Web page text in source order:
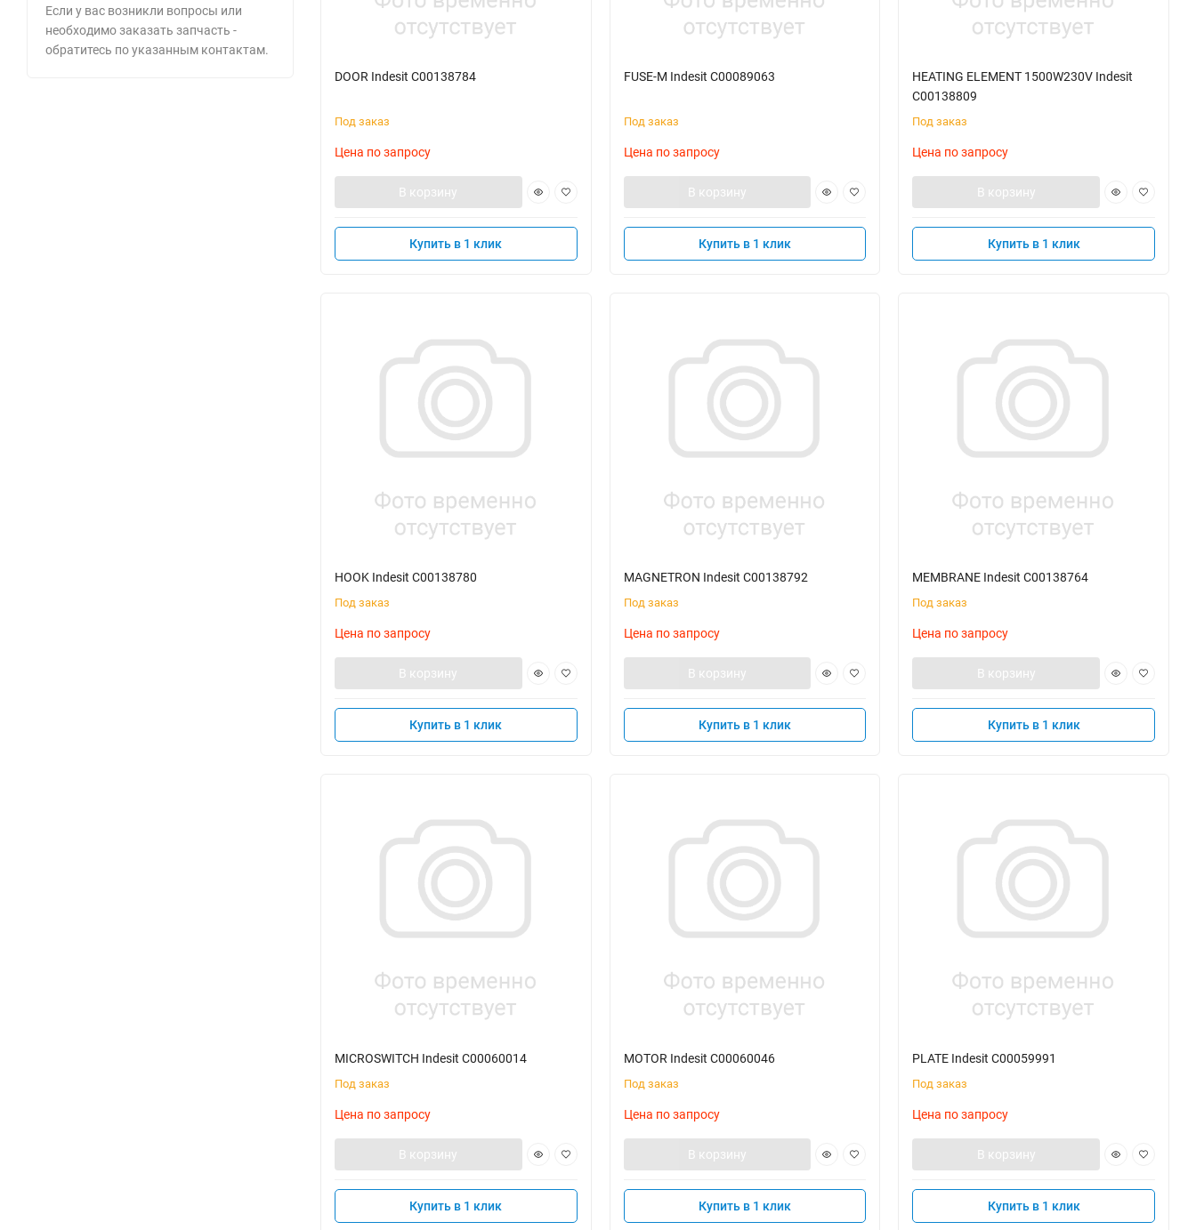
Если у вас возникли вопросы или
необходимо заказать запчасть -
обратитесь по указанным контактам.
DOOR Indesit C00138784
Под заказ
Цена по запросу
В корзину
Купить в 1 клик
FUSE-M Indesit C00089063
Под заказ
Цена по запросу
В корзину
Купить в 1 клик
HEATING ELEMENT 1500W230V Indesit
C00138809
Под заказ
Цена по запросу
В корзину
Купить в 1 клик
HOOK Indesit C00138780
Под заказ
Цена по запросу
В корзину
Купить в 1 клик
MAGNETRON Indesit C00138792
Под заказ
Цена по запросу
В корзину
Купить в 1 клик
MEMBRANE Indesit C00138764
Под заказ
Цена по запросу
В корзину
Купить в 1 клик
MICROSWITCH Indesit C00060014
Под заказ
Цена по запросу
В корзину
Купить в 1 клик
MOTOR Indesit C00060046
Под заказ
Цена по запросу
В корзину
Купить в 1 клик
PLATE Indesit C00059991
Под заказ
Цена по запросу
В корзину
Купить в 1 клик